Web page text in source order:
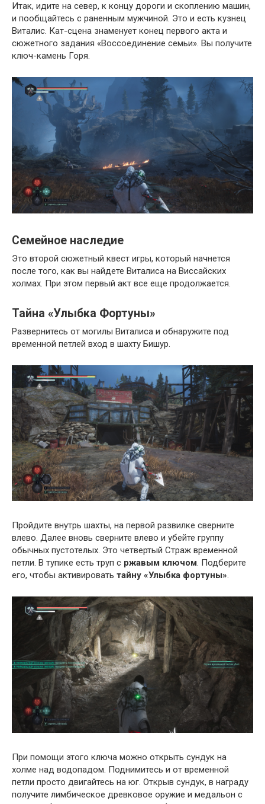
Итак, идите на север, к концу дороги и скоплению машин,
и пообщайтесь с раненным мужчиной. Это и есть кузнец
Виталис. Кат-сцена знаменует конец первого акта и
сюжетного задания «Воссоединение семьи». Вы получите
ключ-камень Горя.
Семейное наследие
Это второй сюжетный квест игры, который начнется
после того, как вы найдете Виталиса на Виссайских
холмах. При этом первый акт все еще продолжается.
Тайна «Улыбка Фортуны»
Развернитесь от могилы Виталиса и обнаружите под
временной петлей вход в шахту Бишур.
Пройдите внутрь шахты, на первой развилке сверните
влево. Далее вновь сверните влево и убейте группу
обычных пустотелых. Это четвертый Страж временной
петли. В тупике есть труп с ржавым ключом. Подберите
его, чтобы активировать тайну «Улыбка фортуны».
При помощи этого ключа можно открыть сундук на
холме над водопадом. Поднимитесь и от временной
петли просто двигайтесь на юг. Открыв сундук, в награду
получите лимбическое древковое оружие и медальон с